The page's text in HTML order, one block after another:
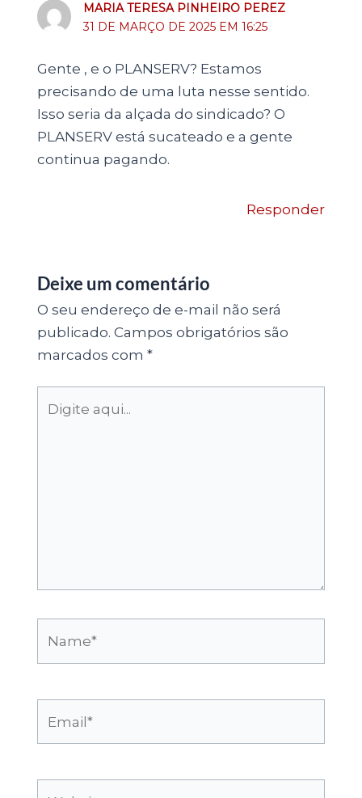
MARIA TERESA PINHEIRO PEREZ
31 DE MARÇO DE 2025 EM 16:25
Gente , e o PLANSERV? Estamos
precisando de uma luta nesse sentido.
Isso seria da alçada do sindicado? O
PLANSERV está sucateado e a gente
continua pagando.
Responder
Deixe um comentário
O seu endereço de e-mail não será
publicado. Campos obrigatórios são
marcados com *
aqui...